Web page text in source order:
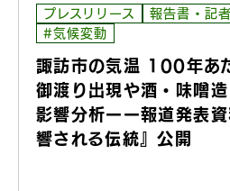
プレスリリース 報告書・記
#気候変動
諏訪市の気温 100年あ
御渡り出現や酒・味噌
影響分析ーー報道発表
響される伝統』公開